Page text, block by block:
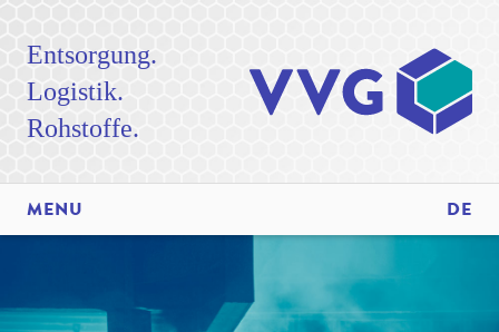
Entsorgung.
Logistik.
Rohstoffe.
MENU DE